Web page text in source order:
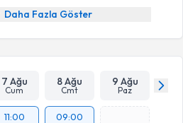
Daha Fazla Göster
7 Ağu
Cum
8 Ağu
Cmt
9 Ağu
Paz
11:00
09:00